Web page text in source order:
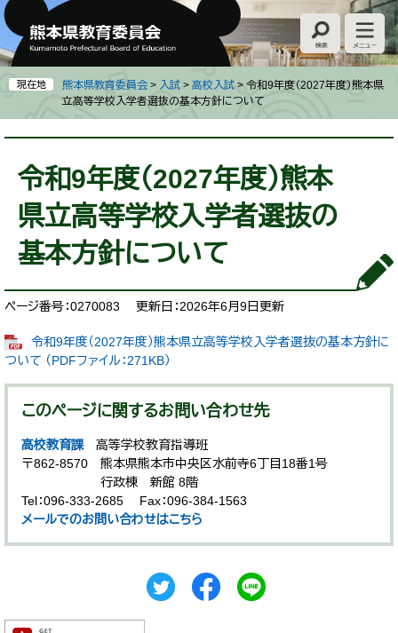
ペ
ー
ジ
の
先
で
す
メ
ニ
ュ
ー
を
ば
し
現在地 熊本県教育委員会 > 入試 > 高校入試 > 令和9年度（2027年度）熊本県
立高等学校入学者選抜の基本方針について
令和9年度（2027年度）熊本
県立高等学校入学者選抜の
基本方針について
ページ番号：0270083 更新日：2026年6月9日更新
令和9年度（2027年度）熊本県立高等学校入学者選抜の基本方針に
ついて （PDFファイル：271KB）
このページに関するお問い合わせ先
高校教育課
高等学校教育指導班
〒862-8570
熊本県熊本市中央区水前寺6丁目18番1号
行政棟 新館 8階
Tel：096-333-2685
Fax：096-384-1563
メールでのお問い合わせはこちら